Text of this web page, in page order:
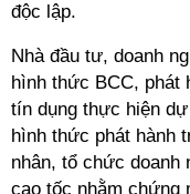
độc lập.
Nhà đầu tư, doanh
hình thức BCC, phát
tín dụng thực hiện
hình thức phát hành
nhân, tổ chức doanh
cao tốc nhằm chứng